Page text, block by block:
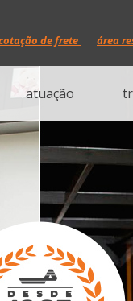
de frete área
atuação